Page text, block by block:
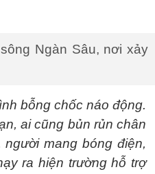
Ngàn Sâu, nơi xảy
bỗng chốc náo động.
ai cũng bủn rủn chân
mang bóng điện,
ra hiện trường hỗ trợ